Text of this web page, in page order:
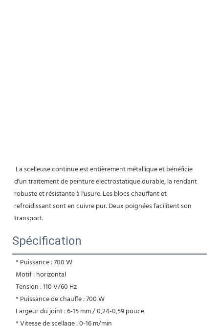
La scelleuse continue est entièrement métallique et bénéficie
d'un traitement de peinture électrostatique durable, la rendant
robuste et résistante à l'usure. Les blocs chauffant et
refroidissant sont en cuivre pur. Deux poignées facilitent son
transport.
Spécification
* Puissance : 700 W
Motif : horizontal
Tension : 110 V/60 Hz
* Puissance de chauffe : 700 W
Largeur du joint : 6-15 mm / 0,24-0,59 pouce
* Vitesse de scellage : 0-16 m/min